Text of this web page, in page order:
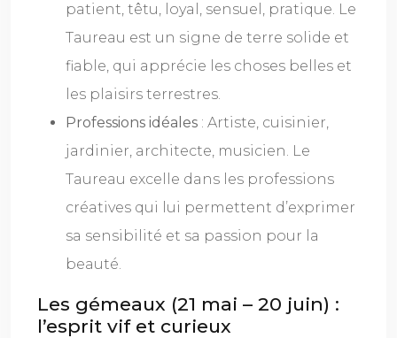
patient, têtu, loyal, sensuel, pratique. Le
Taureau est un signe de terre solide et
fiable, qui apprécie les choses belles et
les plaisirs terrestres.
Professions idéales : Artiste, cuisinier,
jardinier, architecte, musicien. Le
Taureau excelle dans les professions
créatives qui lui permettent d’exprimer
sa sensibilité et sa passion pour la
beauté.
Les gémeaux (21 mai – 20 juin) :
l’esprit vif et curieux